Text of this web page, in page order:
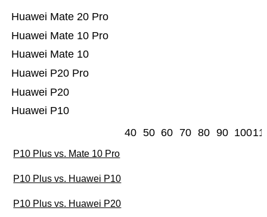
Huawei P10
Huawei P20
Huawei P20 Pro
Huawei Mate 10
Huawei Mate 10 Pro
Huawei Mate 20 Pro
40 50 60 70 80 90 100
P10 Plus vs. Mate 10 Pro
P10 Plus vs. Huawei P10
P10 Plus vs. Huawei P20